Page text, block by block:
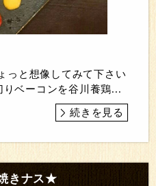
っと想像してみて下さい
ベーコンを谷川養鶏...
続きを見る
きナス★